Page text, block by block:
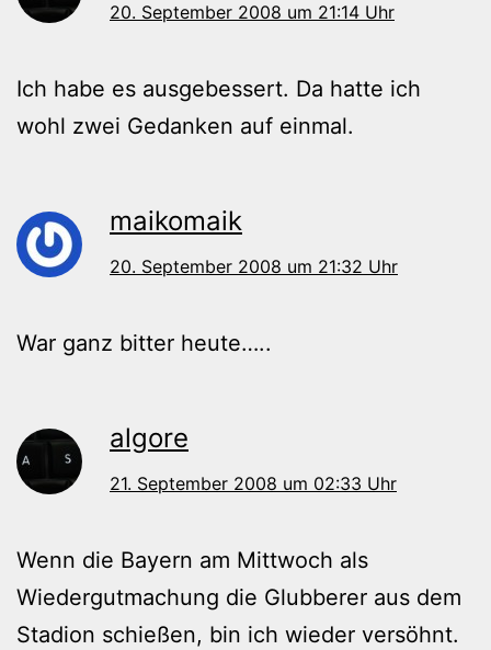
20. September 2008 um 21:14 Uhr
Ich habe es ausgebessert. Da hatte ich
wohl zwei Gedanken auf einmal.
maikomaik
20. September 2008 um 21:32 Uhr
War ganz bitter heute…..
algore
21. September 2008 um 02:33 Uhr
Wenn die Bayern am Mittwoch als
Wiedergutmachung die Glubberer aus dem
Stadion schießen, bin ich wieder versöhnt.